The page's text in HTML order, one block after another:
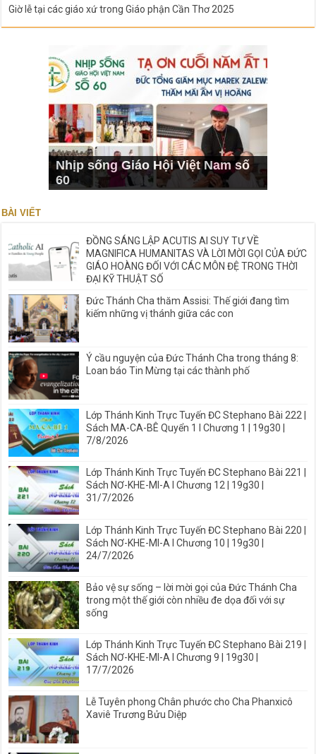
Giờ lễ tại các giáo xứ trong Giáo phận Cần Thơ 2025
Nhịp sống Giáo Hội Việt Nam số
60
BÀI VIẾT
ĐỒNG SÁNG LẬP ACUTIS AI SUY TƯ VỀ
MAGNIFICA HUMANITAS VÀ LỜI MỜI GỌI CỦA ĐỨC
GIÁO HOÀNG ĐỐI VỚI CÁC MÔN ĐỆ TRONG THỜI
ĐẠI KỸ THUẬT SỐ
Đức Thánh Cha thăm Assisi: Thế giới đang tìm
kiếm những vị thánh giữa các con
Ý cầu nguyện của Đức Thánh Cha trong tháng 8:
Loan báo Tin Mừng tại các thành phố
Lớp Thánh Kinh Trực Tuyến ĐC Stephano Bài 222 |
Sách MA-CA-BÊ Quyển 1 I Chương 1 | 19g30 |
7/8/2026
Lớp Thánh Kinh Trực Tuyến ĐC Stephano Bài 221 |
Sách NƠ-KHE-MI-A I Chương 12 | 19g30 |
31/7/2026
Lớp Thánh Kinh Trực Tuyến ĐC Stephano Bài 220 |
Sách NƠ-KHE-MI-A I Chương 10 | 19g30 |
24/7/2026
Bảo vệ sự sống – lời mời gọi của Đức Thánh Cha
trong một thế giới còn nhiều đe dọa đối với sự
sống
Lớp Thánh Kinh Trực Tuyến ĐC Stephano Bài 219 |
Sách NƠ-KHE-MI-A I Chương 9 | 19g30 |
17/7/2026
Lễ Tuyên phong Chân phước cho Cha Phanxicô
Xaviê Trương Bửu Diệp